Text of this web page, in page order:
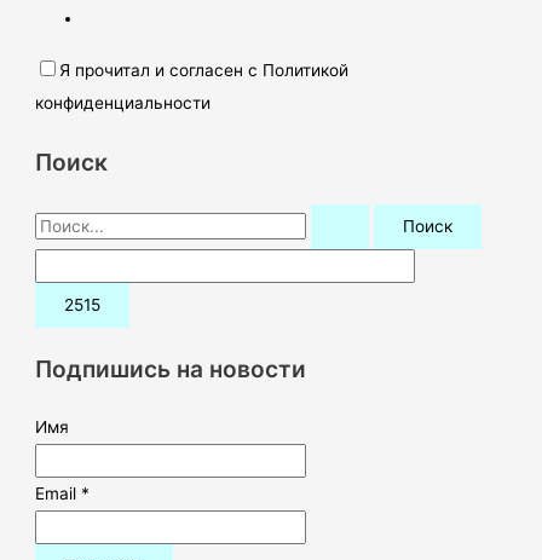
Я прочитал и согласен с Политикой
конфиденциальности
Поиск
П
о
и
:Подпишись на новости
Имя
Email *